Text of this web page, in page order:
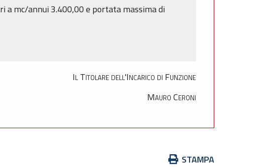
a mc/annui 3.400,00 e portata massima di
Il Titolare dell'Incarico di Funzione
Mauro Ceroni
Azioni STAMPA